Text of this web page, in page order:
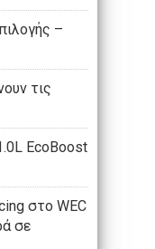
–
τις
EcoBoost
στο WEC
σε